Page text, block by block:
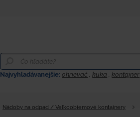
Najvyhladávanejšie:ohrievač ,kuka ,kontajner
Nádoby na odpad / Veľkoobjemové kontajnery